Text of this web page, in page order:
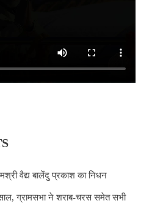
वैद्य बालेंदु प्रकाश का निधन
ग्रामसभा ने शराब-चरस समेत सभी